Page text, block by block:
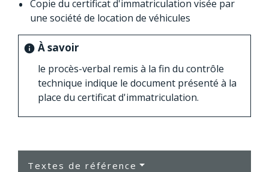
Copie du certificat d'immatriculation visée par
une société de location de véhicules
info À savoir
le procès-verbal remis à la fin du contrôle
technique indique le document présenté à la
place du certificat d'immatriculation.
Textes de référence